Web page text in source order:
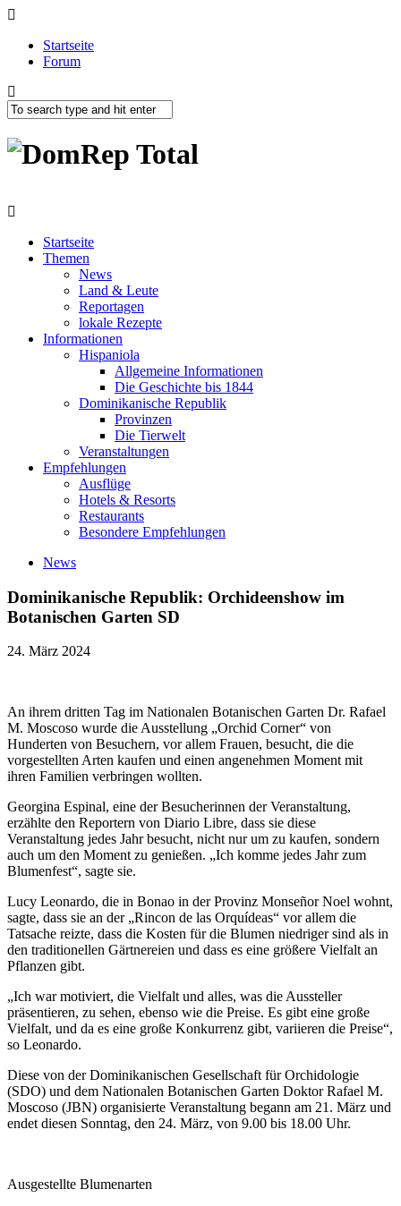
Startseite
Forum
Startseite
Themen
News
Land & Leute
Reportagen
lokale Rezepte
Informationen
Hispaniola
Allgemeine Informationen
Die Geschichte bis 1844
Dominikanische Republik
Provinzen
Die Tierwelt
Veranstaltungen
Empfehlungen
Ausflüge
Hotels & Resorts
Restaurants
Besondere Empfehlungen
News
Dominikanische Republik: Orchideenshow im
Botanischen Garten SD
24. März 2024
An ihrem dritten Tag im Nationalen Botanischen Garten Dr. Rafael
M. Moscoso wurde die Ausstellung „Orchid Corner“ von
Hunderten von Besuchern, vor allem Frauen, besucht, die die
vorgestellten Arten kaufen und einen angenehmen Moment mit
ihren Familien verbringen wollten.
Georgina Espinal, eine der Besucherinnen der Veranstaltung,
erzählte den Reportern von Diario Libre, dass sie diese
Veranstaltung jedes Jahr besucht, nicht nur um zu kaufen, sondern
auch um den Moment zu genießen. „Ich komme jedes Jahr zum
Blumenfest“, sagte sie.
Lucy Leonardo, die in Bonao in der Provinz Monseñor Noel wohnt,
sagte, dass sie an der „Rincon de las Orquídeas“ vor allem die
Tatsache reizte, dass die Kosten für die Blumen niedriger sind als in
den traditionellen Gärtnereien und dass es eine größere Vielfalt an
Pflanzen gibt.
„Ich war motiviert, die Vielfalt und alles, was die Aussteller
präsentieren, zu sehen, ebenso wie die Preise. Es gibt eine große
Vielfalt, und da es eine große Konkurrenz gibt, variieren die Preise“,
so Leonardo.
Diese von der Dominikanischen Gesellschaft für Orchidologie
(SDO) und dem Nationalen Botanischen Garten Doktor Rafael M.
Moscoso (JBN) organisierte Veranstaltung begann am 21. März und
endet diesen Sonntag, den 24. März, von 9.00 bis 18.00 Uhr.
Ausgestellte Blumenarten